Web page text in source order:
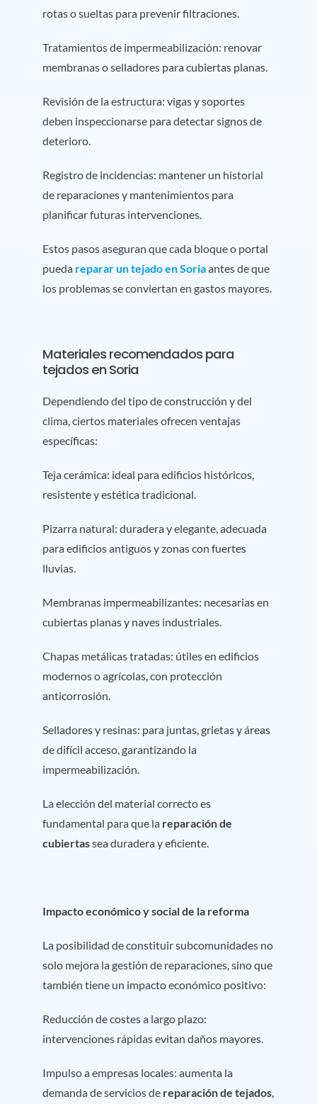
rotas o sueltas para prevenir filtraciones.
Tratamientos de impermeabilización: renovar
membranas o selladores para cubiertas planas.
Revisión de la estructura: vigas y soportes
deben inspeccionarse para detectar signos de
deterioro.
Registro de incidencias: mantener un historial
de reparaciones y mantenimientos para
planificar futuras intervenciones.
Estos pasos aseguran que cada bloque o portal
pueda reparar un tejado en Soriaantes de que
los problemas se conviertan en gastos mayores.
Materiales recomendados para
tejados en Soria
Dependiendo del tipo de construcción y del
clima, ciertos materiales ofrecen ventajas
específicas:
Teja cerámica: ideal para edificios históricos,
resistente y estética tradicional.
Pizarra natural: duradera y elegante, adecuada
para edificios antiguos y zonas con fuertes
lluvias.
Membranas impermeabilizantes: necesarias en
cubiertas planas y naves industriales.
Chapas metálicas tratadas: útiles en edificios
modernos o agrícolas, con protección
anticorrosión.
Selladores y resinas: para juntas, grietas y áreas
de difícil acceso, garantizando la
impermeabilización.
La elección del material correcto es
fundamental para que la reparación de
cubiertassea duradera y eficiente.
Impacto económico y social de la reforma
La posibilidad de constituir subcomunidades no
solo mejora la gestión de reparaciones, sino que
también tiene un impacto económico positivo:
Reducción de costes a largo plazo:
intervenciones rápidas evitan daños mayores.
Impulso a empresas locales: aumenta la
demanda de servicios de reparación de tejados,